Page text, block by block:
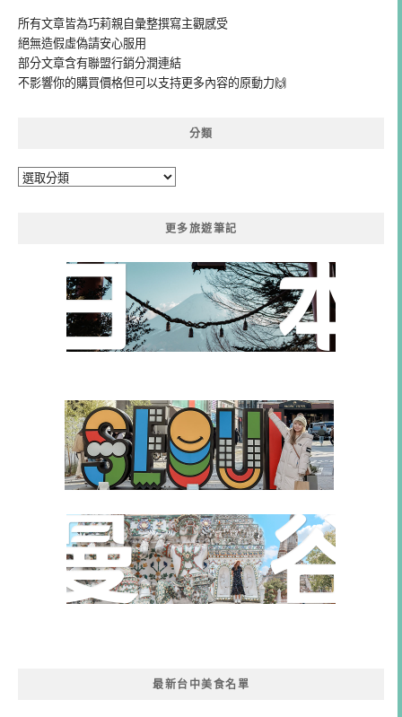
所有文章皆為巧莉親自彙整撰寫主觀感受
絕無造假虛偽請安心服用
部分文章含有聯盟行銷分潤連結
不影響你的購買價格但可以支持更多內容的原動力🙌
分類
分
更多旅遊筆記
最新台中美食名單